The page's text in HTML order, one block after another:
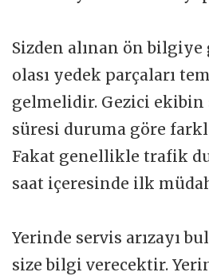
Sizden alınan ön
olası yedek parçaları
gelmelidir. Gezici ekibin
süresi duruma göre
Fakat genellikle trafik
saat içeresinde ilk
Yerinde servis arızayı
size bilgi verecektir.